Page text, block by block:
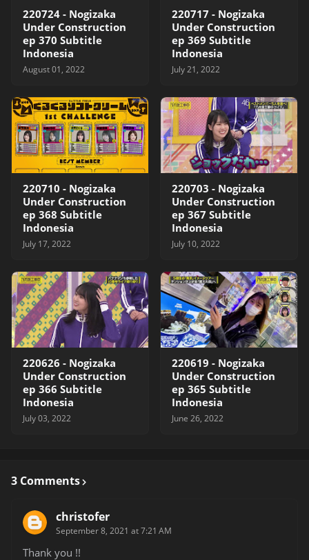
220724 - Nogizaka
Under Construction
ep 370 Subtitle
Indonesia
August 01, 2022
220717 - Nogizaka
Under Construction
ep 369 Subtitle
Indonesia
July 21, 2022
220710 - Nogizaka
Under Construction
ep 368 Subtitle
Indonesia
July 17, 2022
220703 - Nogizaka
Under Construction
ep 367 Subtitle
Indonesia
July 10, 2022
220626 - Nogizaka
Under Construction
ep 366 Subtitle
Indonesia
July 03, 2022
220619 - Nogizaka
Under Construction
ep 365 Subtitle
Indonesia
June 26, 2022
3 Comments
christofer
September 8, 2021 at 7:21 AM
Thank you !!